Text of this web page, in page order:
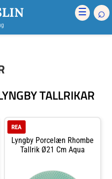
☰ ⌕
TALLRIKAR
Lyngby Porcelæn Rhombe
Tallrik Ø21 Cm Aqua
REA